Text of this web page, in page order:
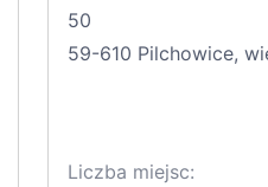
50
59-610 Pilchowice,
Liczba miejsc: